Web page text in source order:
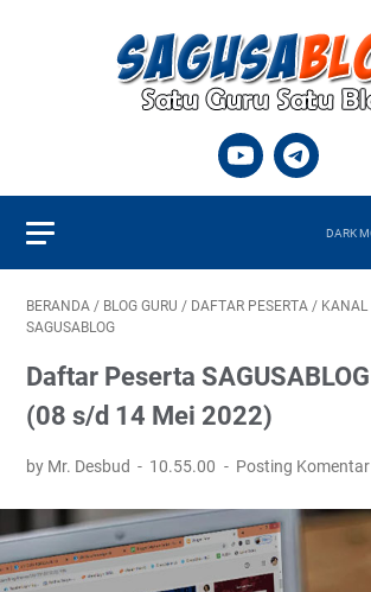
BERANDA / BLOG GURU / DAFTAR PESERTA / KANAL
SAGUSABLOG
Daftar Peserta
(08 s/d 14 Mei 2022)
by Mr. Desbud 10.55.00 Posting Komentar